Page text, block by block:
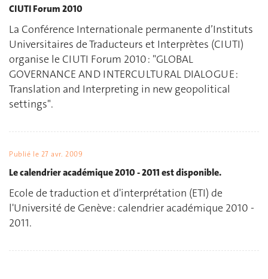
CIUTI Forum 2010
La Conférence Internationale permanente d’Instituts
Universitaires de Traducteurs et Interprètes (CIUTI)
organise le CIUTI Forum 2010 : "GLOBAL
GOVERNANCE AND INTERCULTURAL DIALOGUE :
Translation and Interpreting in new geopolitical
settings".
Publié le 27 avr. 2009
Le calendrier académique 2010 - 2011 est disponible.
Ecole de traduction et d'interprétation (ETI) de
l'Université de Genève : calendrier académique 2010 -
2011.